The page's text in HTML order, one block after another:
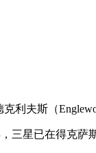
利夫斯（
星已在得克萨